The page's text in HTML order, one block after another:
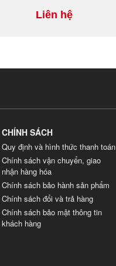
Liên hệ
CHÍNH SÁCH
Quy định và hình thức thanh toán
Chính sách vận chuyển, giao
nhận hàng hóa
Chính sách bảo hành sản phẩm
Chính sách đổi và trả hàng
Chính sách bảo mật thông tin
khách hàng